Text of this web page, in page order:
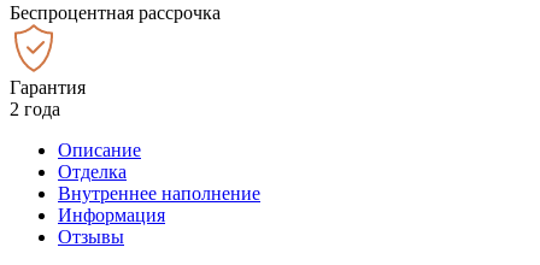
Беспроцентная рассрочка
Гарантия
2 года
Описание
Отделка
Внутреннее наполнение
Информация
Отзывы